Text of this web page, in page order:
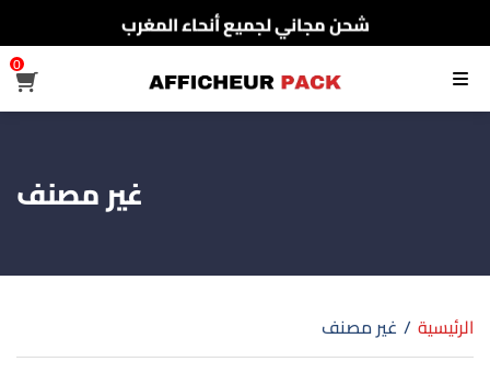
شحن مجاني لجميع أنحاء المغرب
شحن مجاني لجميع أنحاء المغرب
القائمة
0
غير مصنف
الرئيسية / غير مصنف